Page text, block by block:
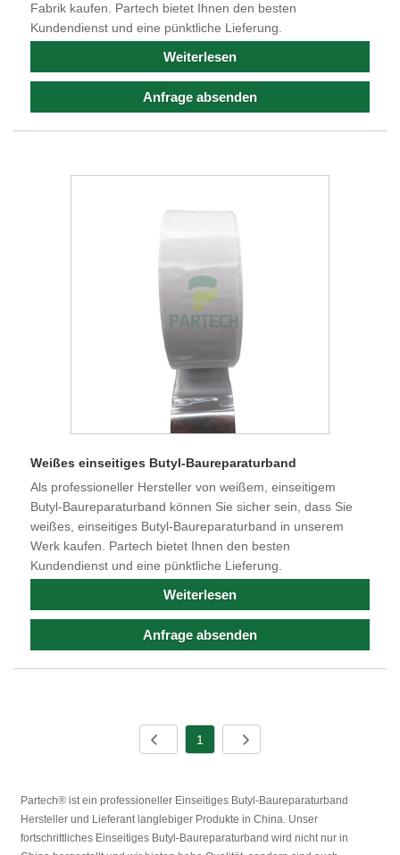
Fabrik kaufen. Partech bietet Ihnen den besten
Kundendienst und eine pünktliche Lieferung.
Weiterlesen
Anfrage absenden
Weißes einseitiges Butyl-Baureparaturband
Als professioneller Hersteller von weißem, einseitigem
Butyl-Baureparaturband können Sie sicher sein, dass Sie
weißes, einseitiges Butyl-Baureparaturband in unserem
Werk kaufen. Partech bietet Ihnen den besten
Kundendienst und eine pünktliche Lieferung.
Weiterlesen
Anfrage absenden
1
Partech® ist ein professioneller Einseitiges Butyl-Baureparaturband
Hersteller und Lieferant langlebiger Produkte in China. Unser
fortschrittliches Einseitiges Butyl-Baureparaturband wird nicht nur in